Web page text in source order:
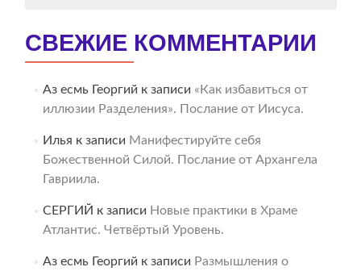
СВЕЖИЕ КОММЕНТАРИИ
Аз есмь Георгий к записи «Как избавиться от
иллюзии Разделения». Послание от Иисуса.
Илья к записи Манифестируйте себя
Божественной Силой. Послание от Архангела
Гавриила.
СЕРГИЙ к записи Новые практики в Храме
Атлантис. Четвёртый Уровень.
Аз есмь Георгий к записи Размышления о